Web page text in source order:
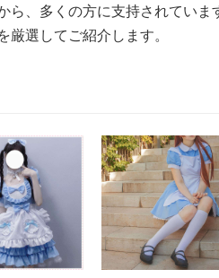
ら、多くの方に支持されていま
選してご紹介します。